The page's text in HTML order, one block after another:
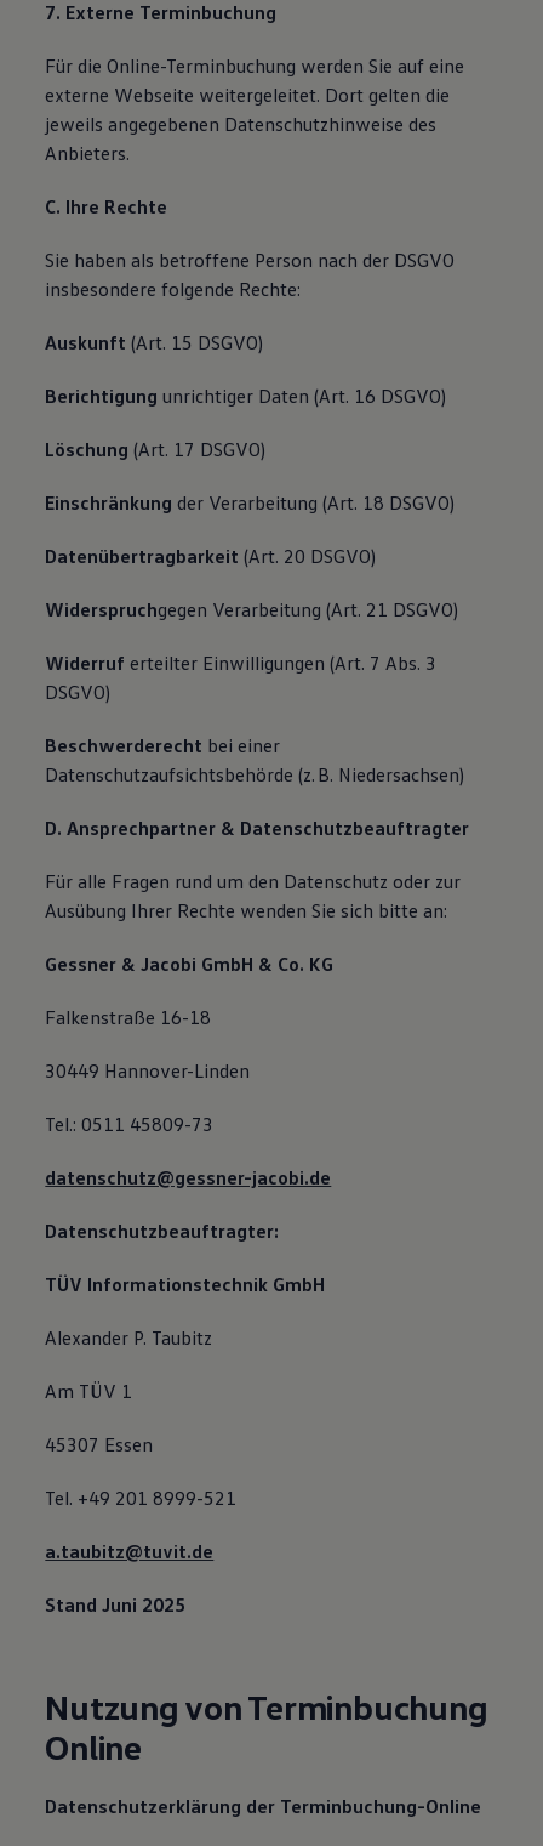
7. Externe Terminbuchung
Für die Online-Terminbuchung werden Sie auf eine
externe Webseite weitergeleitet. Dort gelten die
jeweils angegebenen Datenschutzhinweise des
Anbieters.
C. Ihre Rechte
Sie haben als betroffene Person nach der DSGVO
insbesondere folgende Rechte:
Auskunft (Art. 15 DSGVO)
Berichtigung unrichtiger Daten (Art. 16 DSGVO)
Löschung (Art. 17 DSGVO)
Einschränkung der Verarbeitung (Art. 18 DSGVO)
Datenübertragbarkeit (Art. 20 DSGVO)
Widerspruchgegen Verarbeitung (Art. 21 DSGVO)
Widerruf erteilter Einwilligungen (Art. 7 Abs. 3
DSGVO)
Beschwerderecht bei einer
Datenschutzaufsichtsbehörde (z. B. Niedersachsen)
D. Ansprechpartner & Datenschutzbeauftragter
Für alle Fragen rund um den Datenschutz oder zur
Ausübung Ihrer Rechte wenden Sie sich bitte an:
Gessner & Jacobi GmbH & Co. KG
Falkenstraße 16-18
30449 Hannover-Linden
Tel.: 0511 45809-73
datenschutz@gessner-jacobi.de
Datenschutzbeauftragter:
TÜV Informationstechnik GmbH
Alexander P. Taubitz
Am TÜV 1
45307 Essen
Tel. +49 201 8999-521
a.taubitz@tuvit.de
Stand Juni 2025
Nutzung von Terminbuchung
Online
Datenschutzerklärung der Terminbuchung-Online